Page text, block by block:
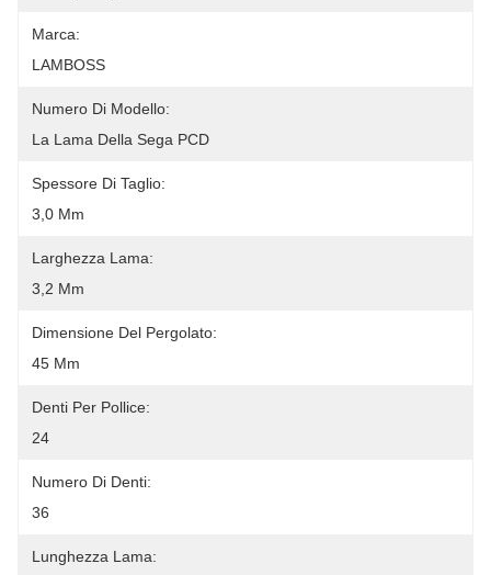
Marca:
LAMBOSS
Numero Di Modello:
La Lama Della Sega PCD
Spessore Di Taglio:
3,0 Mm
Larghezza Lama:
3,2 Mm
Dimensione Del Pergolato:
45 Mm
Denti Per Pollice:
24
Numero Di Denti:
36
Lunghezza Lama: